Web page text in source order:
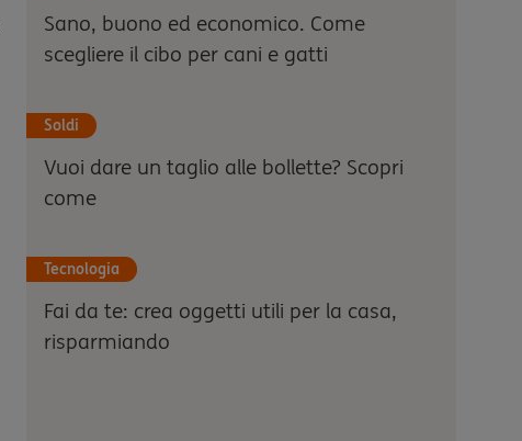
Sano, buono ed economico. Come
scegliere il cibo per cani e gatti
Soldi
Vuoi dare un taglio alle bollette? Scopri
come
Tecnologia
Fai da te: crea oggetti utili per la casa,
risparmiando